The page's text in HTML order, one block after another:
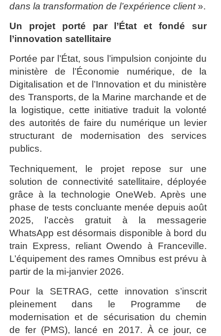
dans la transformation de l’expérience client ».
Un projet porté par l’État et fondé sur
l’innovation satellitaire
Portée par l’État, sous l’impulsion conjointe du
ministère de l’Économie numérique, de la
Digitalisation et de l’Innovation et du ministère
des Transports, de la Marine marchande et de
la logistique, cette initiative traduit la volonté
des autorités de faire du numérique un levier
structurant de modernisation des services
publics.
Techniquement, le projet repose sur une
solution de connectivité satellitaire, déployée
grâce à la technologie OneWeb. Après une
phase de tests concluante menée depuis août
2025, l’accès gratuit à la messagerie
WhatsApp est désormais disponible à bord du
train Express, reliant Owendo à Franceville.
L’équipement des rames Omnibus est prévu à
partir de la mi-janvier 2026.
Pour la SETRAG, cette innovation s’inscrit
pleinement dans le Programme de
modernisation et de sécurisation du chemin
de fer (PMS), lancé en 2017. À ce jour, ce